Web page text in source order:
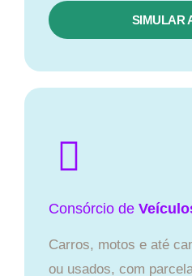
SIMULAR
Consórcio de
Carros, motos e até
ou usados, com